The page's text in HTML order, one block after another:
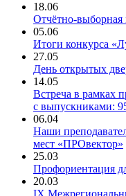
18.06
Отчётно-выборная
05.06
Итоги конкурса
27.05
День открытых
14.05
Встреча в рамках
с выпускниками:
06.04
Наши
мест «ПРОвектор»
25.03
Профориентация
20.03
IX